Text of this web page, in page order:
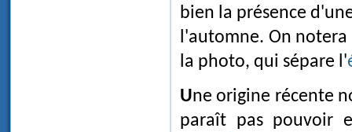
bien la présence
l'automne. On
la photo, qui sépare l'
Une origine récente nous semble peu probable, car l'altitude (2140 m) ne
paraît pas pouvoir